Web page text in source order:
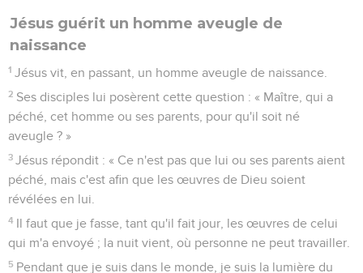
Jésus guérit un homme aveugle de
naissance
1 Jésus vit, en passant, un homme aveugle de naissance.
2 Ses disciples lui posèrent cette question : « Maître, qui a
péché, cet homme ou ses parents, pour qu'il soit né
aveugle ? »
3 Jésus répondit : « Ce n'est pas que lui ou ses parents aient
péché, mais c'est afin que les œuvres de Dieu soient
révélées en lui.
4 Il faut que je fasse, tant qu'il fait jour, les œuvres de celui
qui m'a envoyé ; la nuit vient, où personne ne peut travailler.
5 Pendant que je suis dans le monde, je suis la lumière du